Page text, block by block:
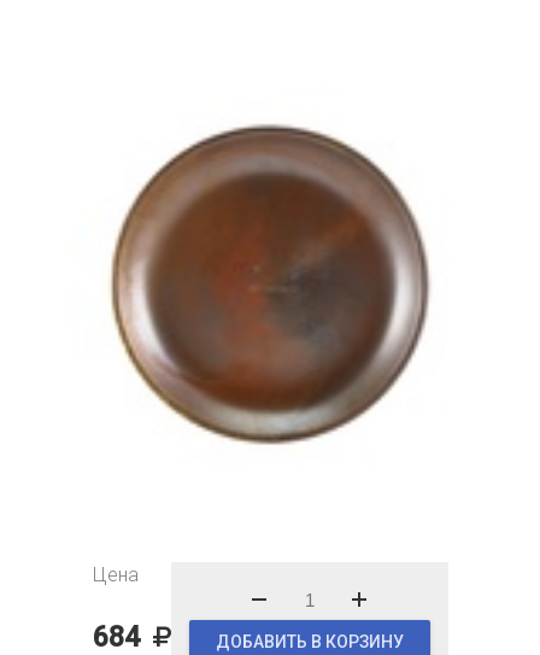
Цена
684 ДОБАВИТЬ В КОРЗИНУ